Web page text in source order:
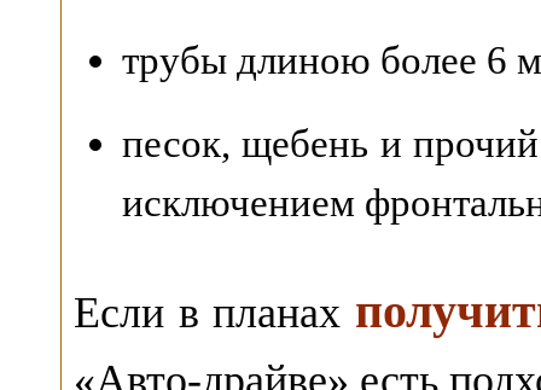
трубы длиною более 6
песок, щебень и
исключением
Если в планах
«Авто-драйве» есть